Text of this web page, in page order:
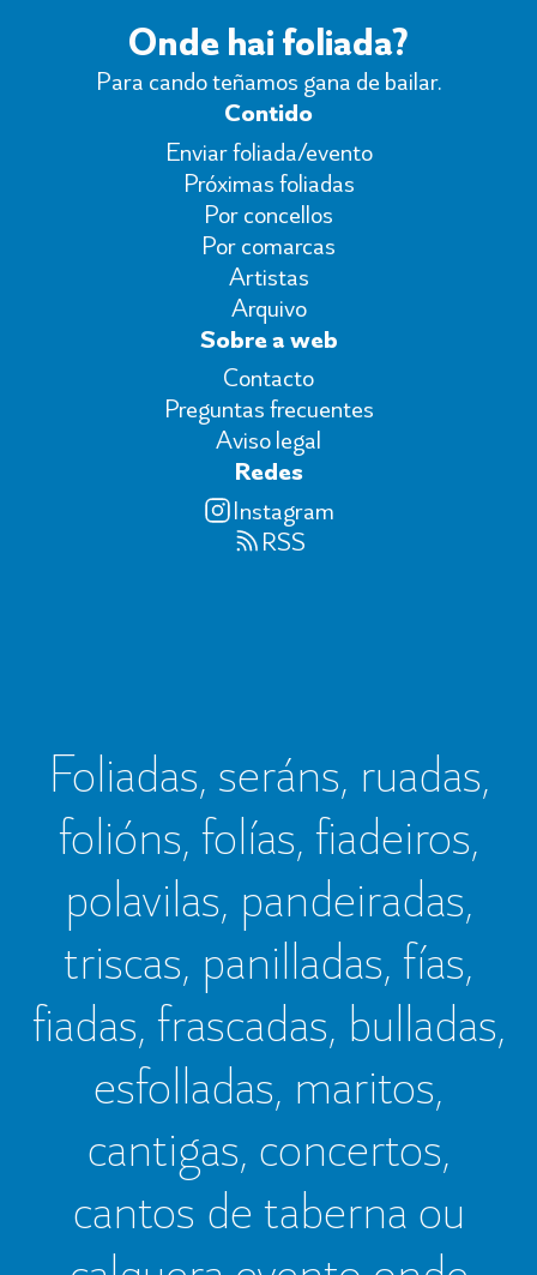
Onde hai foliada?
Para cando teñamos gana de bailar.
Contido
Enviar foliada/evento
Próximas foliadas
Por concellos
Por comarcas
Artistas
Arquivo
Sobre a web
Contacto
Preguntas frecuentes
Aviso legal
Redes
Instagram
RSS
Foliadas, seráns, ruadas,
folións, folías, fiadeiros,
polavilas, pandeiradas,
triscas, panilladas, fías,
fiadas, frascadas, bulladas,
esfolladas, maritos,
cantigas, concertos,
cantos de taberna ou